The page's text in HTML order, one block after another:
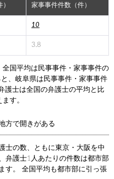
家事事件件数（件）
10
3.8
国平均は民事事件・家事事件の
、岐阜県は民事事件・家事事件
護士は全国の弁護士の平均と比
す。
方で開きがある
士の数、ともに東京・大阪を中
弁護士1人あたりの件数は都市部
す。 全国平均も都市部に引っ張